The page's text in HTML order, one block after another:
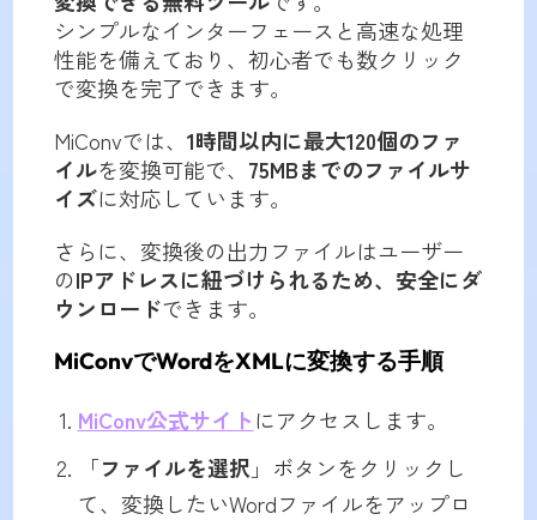
シンプルなインターフェースと高速な処理
性能を備えており、初心者でも数クリック
で変換を完了できます。
MiConvでは、 1時間以内に最大120個のファ
イルを変換可能で、 75MBまでのファイルサ
イズに対応しています。
さらに、変換後の出力ファイルはユーザー
のIPアドレスに紐づけられるため、安全にダ
ウンロードできます。
MiConvでWordをXMLに変換する手順
MiConv公式サイトにアクセスします。
「ファイルを選択 」ボタンをクリックし
て、変換したいWordファイルをアップロ